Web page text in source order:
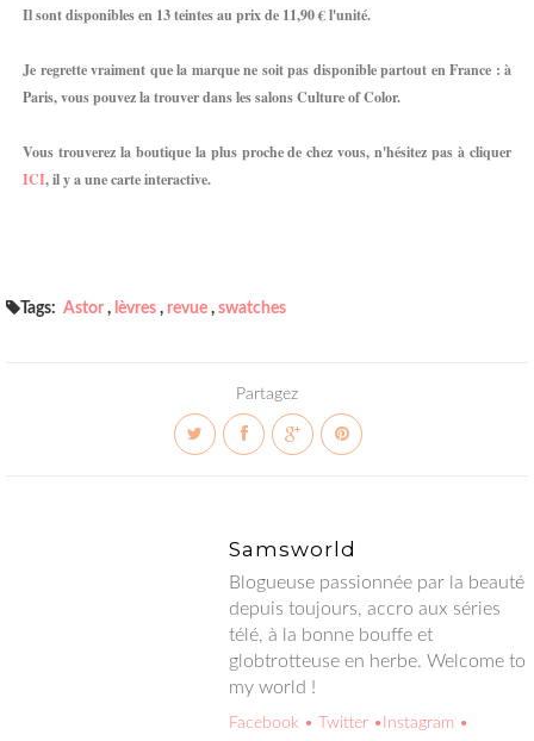
Il sont disponibles en 13 teintes au prix de 11,90 € l'unité.
Je regrette vraiment que la marque ne soit pas disponible partout en France : à
Paris, vous pouvez la trouver dans les salons Culture of Color.
Vous trouverez la boutique la plus proche de chez vous, n'hésitez pas à cliquer
ICI, il y a une carte interactive.
Tags: Astor , lèvres , revue , swatches
Partagez
Blogueuse passionnée par la beauté depuis toujours, accro aux
séries télé, à la bonne bouffe et globtrotteuse en herbe.
•Instagram • Google+ • Hellocoton